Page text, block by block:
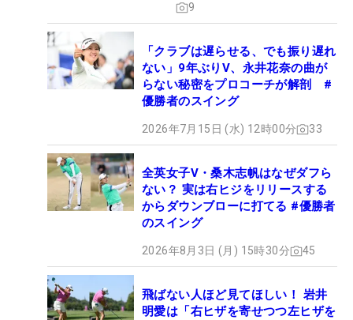
9
「クラブは遅らせる、でも振り遅れ
ない」9年ぶりV、永井花奈の曲が
らない秘密をプロコーチが解剖 #
優勝者のスイング
2026年7月15日 (水) 12時00分 33
全英女子V・桑木志帆はなぜダフら
ない？ 実は右ヒジをリリースする
からダウンブローに打てる #優勝者
のスイング
2026年8月3日 (月) 15時30分 45
飛ばない人ほど見てほしい！ 岩井
明愛は「右ヒザを寄せつつ左ヒザを